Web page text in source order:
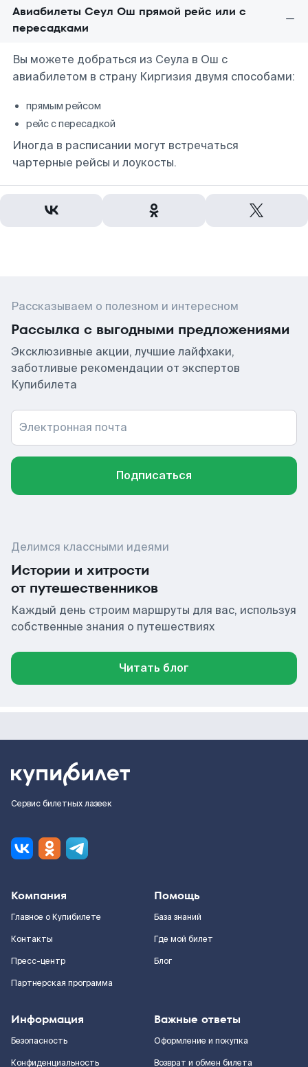
Авиабилеты Сеул Ош прямой рейс или с
пересадками
Вы можете добраться из Сеула в Ош с
авиабилетом в страну Киргизия двумя способами:
прямым рейсом
рейс с пересадкой
Иногда в расписании могут встречаться
чартерные рейсы и лоукосты.
Рассказываем о полезном и интересном
Рассылка с выгодными предложениями
Эксклюзивные акции, лучшие лайфхаки,
заботливые рекомендации от экспертов
Купибилета
Электронная почта
Подписаться
Делимся классными идеями
Истории и хитрости
от путешественников
Каждый день строим маршруты для вас, используя
собственные знания о путешествиях
Читать блог
Сервис билетных лазеек
Компания
Главное о Купибилете
Контакты
Пресс-центр
Партнерская программа
Помощь
База знаний
Где мой билет
Блог
Информация
Безопасность
Конфиденциальность
Важные ответы
Оформление и покупка
Возврат и обмен билета